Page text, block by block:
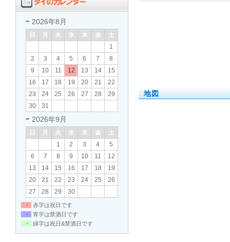
地図
2026年8月
日 月 火 水 木 金
土
1
2
3 4 5 6 7
8
9
10 11 12 13 14
15
16
17 18 19 20 21
22
23
24 25 26 27 28
29
30
31
2026年9月
日 月 火 水 木 金
土
1
2 3 4
5
6
7 8 9 10 11
12
13
14 15 16 17 18
19
20
21 22 23 24 25
26
27
28 29 30
・
赤字は祝日です
・
青字は禁酒日です
・
緑字は祝日&禁酒日です